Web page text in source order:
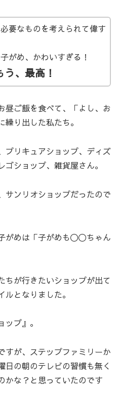
要なものを考えられて偉す
がめ、かわいすぎる！
、最高！
昼ご飯を食べて、「よし、お
り出した私たち。
プリキュアショップ、ディズ
ショップ、雑貨屋さん。
サンリオショップだったので
がめは「子がめも〇〇ちゃん
ちが行きたいショップが出て
となりました。
プ』。
すが、ステップファミリーか
日の朝のテレビの習慣も無く
かな？と思っていたのです